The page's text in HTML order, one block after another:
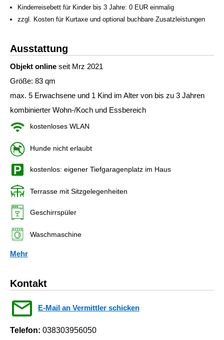
Kinderreisebett für Kinder bis 3 Jahre: 0 EUR einmalig
zzgl. Kosten für Kurtaxe und optional buchbare Zusatzleistungen
Ausstattung
Objekt online seit Mrz 2021
Größe: 83 qm
max. 5 Erwachsene und 1 Kind im Alter von bis zu 3 Jahren
kombinierter Wohn-/Koch und Essbereich
kostenloses WLAN
Hunde nicht erlaubt
kostenlos: eigener Tiefgaragenplatz im Haus
Terrasse mit Sitzgelegenheiten
Geschirrspüler
Waschmaschine
Mehr
Kontakt
E-Mail an Vermittler schicken
Telefon: 038303956050